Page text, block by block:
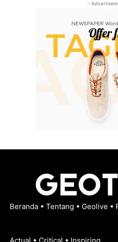
-
Beranda • Tentang • Geolive •